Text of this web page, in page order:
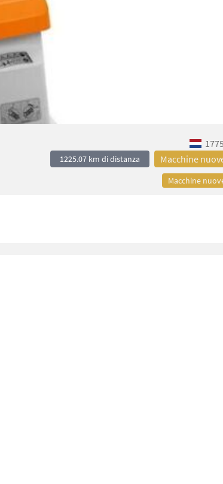
1225.07 km di distanza Macchine
Macchine